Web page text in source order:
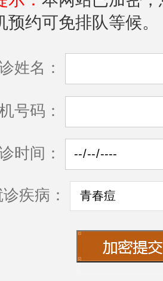
预约可免排队等候。
姓名：
号码：
时间：
疾病：